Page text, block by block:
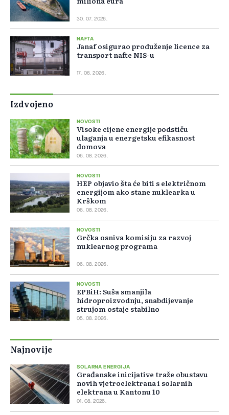
30. 07. 2026.
NAFTA
Janaf osigurao produženje licence za
transport nafte NIS-u
17. 06. 2026.
Izdvojeno
NOVOSTI
Visoke cijene energije podstiču
ulaganja u energetsku efikasnost
domova
06. 08. 2026.
NOVOSTI
HEP objavio šta će biti s električnom
energijom ako stane nuklearka u
Krškom
06. 08. 2026.
NOVOSTI
Grčka osniva komisiju za razvoj
nuklearnog programa
06. 08. 2026.
NOVOSTI
EPBiH: Suša smanjila
hidroproizvodnju, snabdijevanje
strujom ostaje stabilno
05. 08. 2026.
Najnovije
SOLARNA ENERGIJA
Građanske inicijative traže obustavu
novih vjetroelektrana i solarnih
elektrana u Kantonu 10
01. 08. 2026.